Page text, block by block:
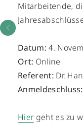
Mitarbeitende,
Datum: 4.
Ort: Online
Referent: Dr.
Hier geht es zu